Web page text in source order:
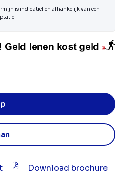
is indicatief en afhankelijk van een
Download brochure